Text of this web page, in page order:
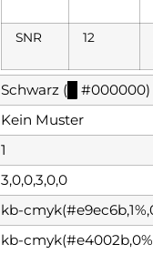
SNR 12
Schwarz (
#000000)
Kein Muster
1
3,0,0,3,0,0
kb-
kb-